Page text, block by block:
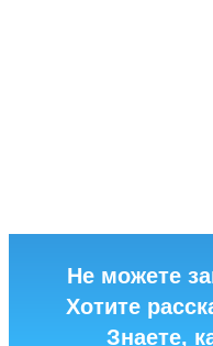
Не можете
Хотите
Знаете,